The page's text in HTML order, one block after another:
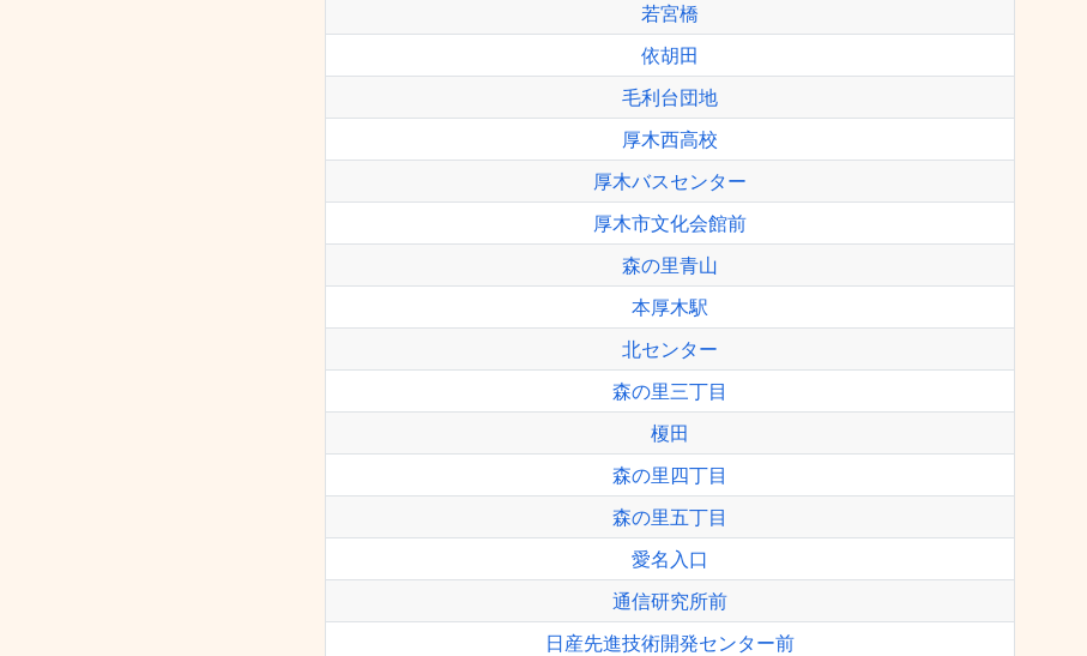
若宮橋
依胡田
毛利台団地
厚木西高校
厚木バスセンター
厚木市文化会館前
森の里青山
本厚木駅
北センター
森の里三丁目
榎田
森の里四丁目
森の里五丁目
愛名入口
通信研究所前
日産先進技術開発センター前